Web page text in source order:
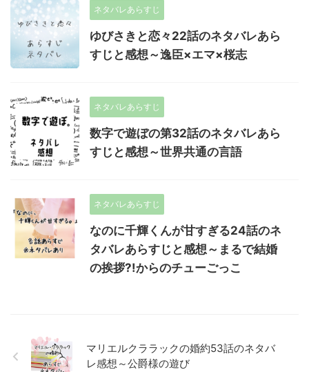
ネタバレあらすじ
ゆびさきと恋々22話のネタバレあら
すじと感想～逸臣×エマ×桜志
ネタバレあらすじ
数字で遊ぼの第32話のネタバレあら
すじと感想～世界共通の言語
ネタバレあらすじ
なのに千輝くんが甘すぎる24話のネ
タバレあらすじと感想～まるで結婚
の挨拶?!からのチューごっこ
マリエルクララックの婚約53話のネタバ
レ感想～公爵様の遊び